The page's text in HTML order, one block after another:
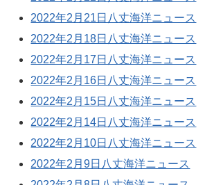
2022年2月21日八丈海洋ニュース
2022年2月18日八丈海洋ニュース
2022年2月17日八丈海洋ニュース
2022年2月16日八丈海洋ニュース
2022年2月15日八丈海洋ニュース
2022年2月14日八丈海洋ニュース
2022年2月10日八丈海洋ニュース
2022年2月9日八丈海洋ニュース